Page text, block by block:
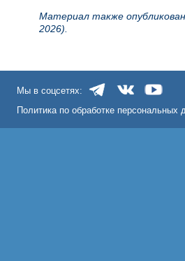
Материал также опубликован
2026).
Мы в соцсетях:
Политика по обработке персональных